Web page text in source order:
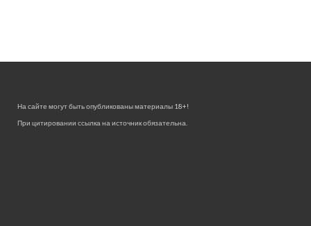
На сайте могут быть опубликованы материалы 18+!
При цитировании ссылка на источник обязательна.